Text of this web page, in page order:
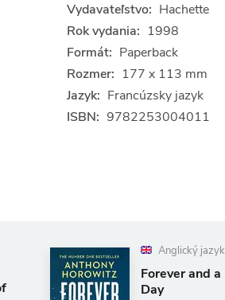
Vydavateľstvo: Hachette
Rok vydania: 1998
Formát: Paperback
Rozmer: 177 x 113 mm
Jazyk: Francúzsky jazyk
ISBN: 9782253004011
Anglický jazyk
Forever and a
Day